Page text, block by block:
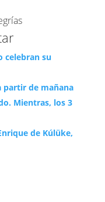
celebran su
partir de mañana
Mientras, los 3
de Kúlüke,